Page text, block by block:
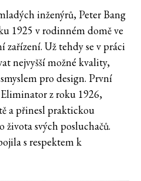
inženýrů, Peter Bang
1925 v rodinném domě ve
zařízení. Už tehdy se v práci
nejvyšší možné kvality,
pro design. První
z roku 1926,
a přinesl praktickou
svých posluchačů.
s respektem k